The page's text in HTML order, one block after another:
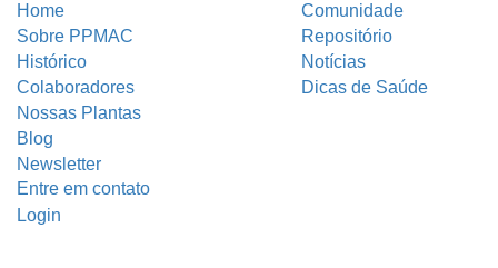
Home
Comunidade
Sobre PPMAC
Repositório
Histórico
Notícias
Colaboradores
Dicas de Saúde
Nossas Plantas
Blog
Newsletter
Entre em contato
Login